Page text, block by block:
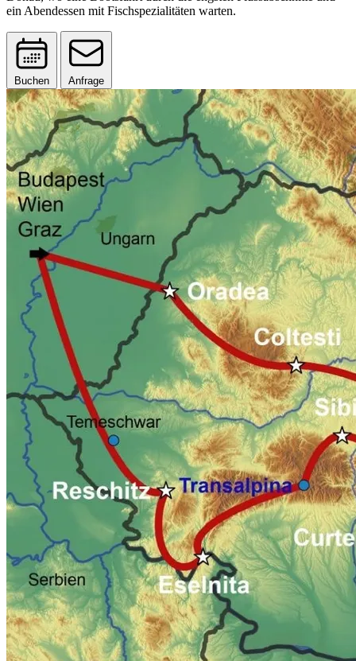
ein Abendessen mit Fischspezialitäten warten.
Buchen Anfrage